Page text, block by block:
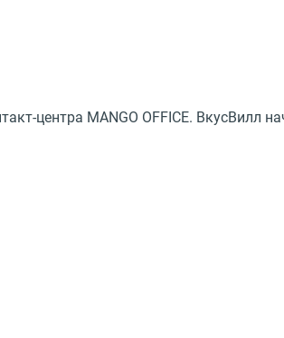
центра MANGO OFFICE. ВкусВилл